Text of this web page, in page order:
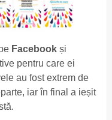
Facebookși
pentru care ei
au fost extrem de
iar în final a ieșit